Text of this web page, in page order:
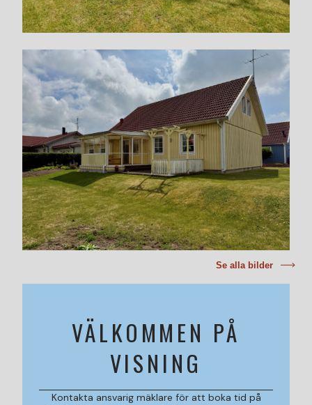
Se alla bilder
VÄLKOMMEN PÅ
VISNING
Kontakta ansvarig mäklare för att boka tid på